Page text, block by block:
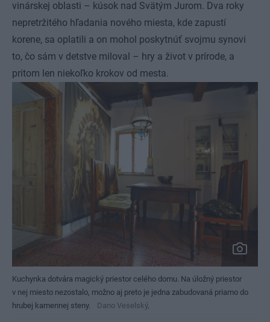
vinárskej oblasti – kúsok nad Svätým Jurom. Dva roky
nepretržitého hľadania nového miesta, kde zapustí
korene, sa oplatili a on mohol poskytnúť svojmu synovi
to, čo sám v detstve miloval – hry a život v prírode, a
pritom len niekoľko krokov od mesta.
Kuchynka dotvára magický priestor celého domu. Na úložný priestor
v nej miesto nezostalo, možno aj preto je jedna zabudovaná priamo do
hrubej kamennej steny.
Dano Veselský,